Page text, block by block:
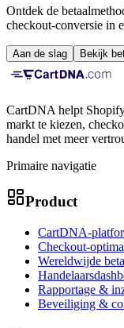
Ontdek de
checkout-conversie in
Aan de slag Bekijk
CartDNA helpt
markt te kiezen,
handel met meer
Primaire navigatie
Product
CartDNA-
Checkout-
Wereldwijde
Rapportage &
Beveiliging &